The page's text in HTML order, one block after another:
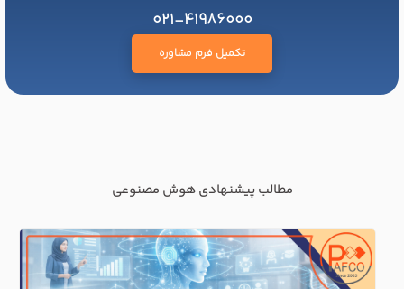
021-41986000
تکمیل فرم مشاوره
مطالب پیشنهادی هوش مصنوعی